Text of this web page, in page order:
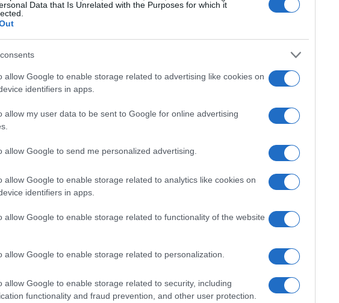
Data that Is Unrelated with the Purposes for which it
allow Google to enable storage related to advertising like cookies on
identifiers in apps.
allow my user data to be sent to Google for online advertising
allow Google to send me personalized advertising.
allow Google to enable storage related to analytics like cookies on
identifiers in apps.
allow Google to enable storage related to functionality of the website
allow Google to enable storage related to personalization.
allow Google to enable storage related to security, including
functionality and fraud prevention, and other user protection.
operaciones de cambio es el uso del
permite controlar una posición de mercado más
lo que aumenta tanto el potencial de ganancias
nunca dinero que no esté dispuesto a perder,
invertida inicialmente. Además, el mercado Forex
políticos y sociales, lo que dificulta la
lo tanto, es crucial informarse sobre los riesgos
financiero independiente antes de empezar a